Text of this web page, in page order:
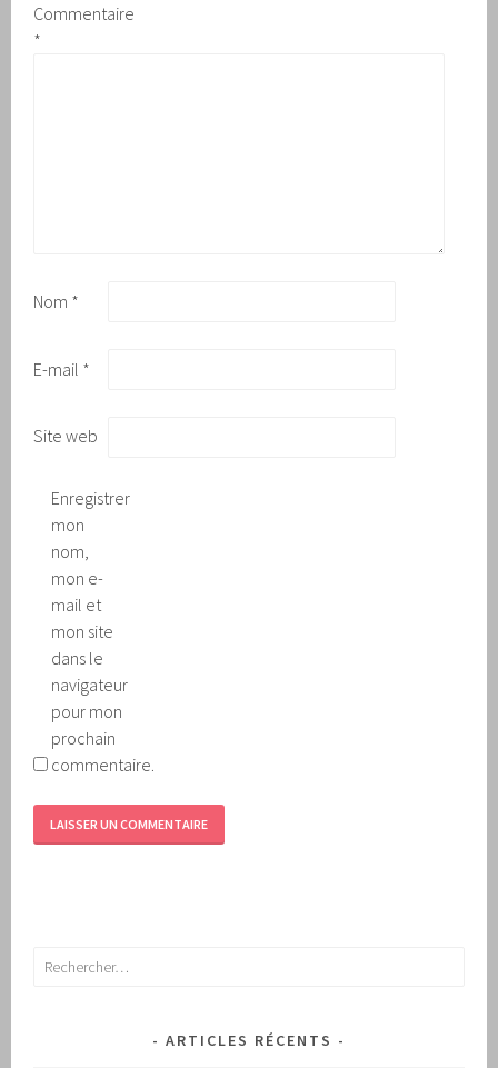
Commentaire
*
Nom *
E-mail *
Site web
Enregistrer
mon
nom,
mon e-
mail et
mon site
dans le
navigateur
pour mon
prochain
commentaire.
Rechercher :
ARTICLES RÉCENTS